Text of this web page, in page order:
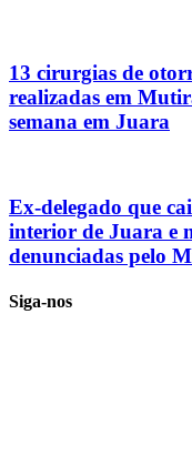
13 cirurgias de
realizadas em
semana em Juara
Ex-delegado que
interior de Juara e
denunciadas pelo
Siga-nos